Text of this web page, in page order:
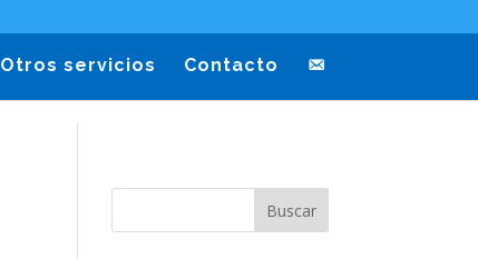
Otros servicios Contacto
Buscar